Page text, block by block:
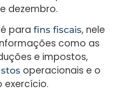
dezembro.
para fins fiscais, nele
como as
e impostos,
operacionais e o
exercício.